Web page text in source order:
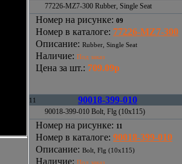
77226-MZ7-300 Rubber, Single Seat
Номер на рисунке: 09
Номер в каталоге: 77226-MZ7-300
Описание: Rubber, Single Seat
Наличие: Под заказ
Цена за шт.: 709.09р
11 90018-399-010
90018-399-010 Bolt, Flg (10x115)
Номер на рисунке: 11
Номер в каталоге: 90018-399-010
Описание: Bolt, Flg (10x115)
Наличие: Под заказ